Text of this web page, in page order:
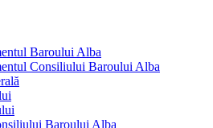
Baroului Alba
Consiliului Baroului Alba
Baroului Alba